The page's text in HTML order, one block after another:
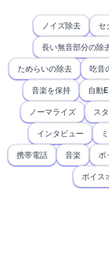
ノイズ除去 セ
長い無音部分の除
ためらいの除去 吃音
音楽を保持 自動
ノーマライズ ス
インタビュー
携帯電話 音楽 ポ
ボイス